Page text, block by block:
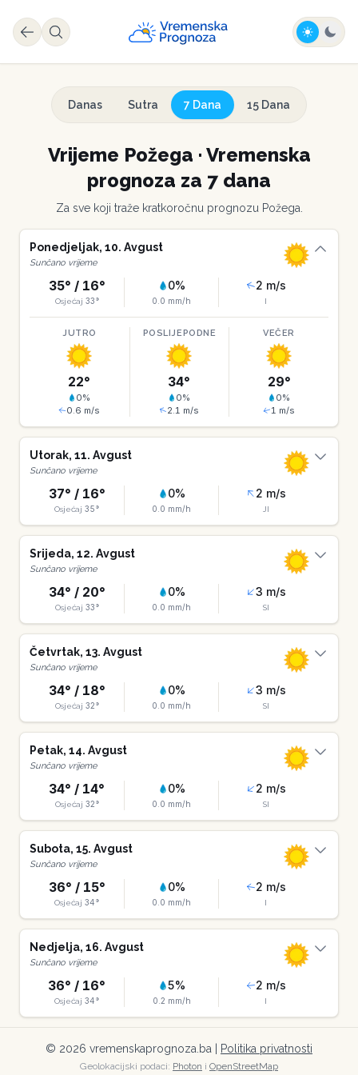
Danas Sutra 7 Dana 15 Dana
Vrijeme Požega · Vremenska
prognoza za 7 dana
Za sve koji traže kratkoročnu prognozu Požega
Ponedjeljak, 10. Avgust
Sunčano vrijeme
35° / 16°
Osjećaj 33°
0%
0.0 mm/h
2 m/s
I
JUTRO
22°
0%
0.6 m/s
POSLIJEPODNE
34°
0%
2.1 m/s
VEČER
29°
0%
1 m/s
Utorak, 11. Avgust
Sunčano vrijeme
37° / 16°
Osjećaj 35°
0%
0.0 mm/h
2 m/s
JI
Srijeda, 12. Avgust
Sunčano vrijeme
34° / 20°
Osjećaj 33°
0%
0.0 mm/h
3 m/s
SI
Četvrtak, 13. Avgust
Sunčano vrijeme
34° / 18°
Osjećaj 32°
0%
0.0 mm/h
3 m/s
SI
Petak, 14. Avgust
Sunčano vrijeme
34° / 14°
Osjećaj 32°
0%
0.0 mm/h
2 m/s
SI
Subota, 15. Avgust
Sunčano vrijeme
36° / 15°
Osjećaj 34°
0%
0.0 mm/h
2 m/s
I
Nedjelja, 16. Avgust
Sunčano vrijeme
36° / 16°
Osjećaj 34°
5%
0.2 mm/h
2 m/s
I
© 2026 vremenskaprognoza.ba | Politika privatnosti
Geolokacijski podaci: Photon i OpenStreetMap